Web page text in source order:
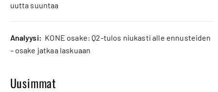
uutta suuntaa
analyysi: KONE osake: Q2-tulos niukasti alle ennusteiden
– osake jatkaa laskuaan
Uusimmat